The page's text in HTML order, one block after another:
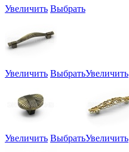
Увеличить Выбрать
Увеличить ВыбратьУвеличить
Увеличить ВыбратьУвеличить